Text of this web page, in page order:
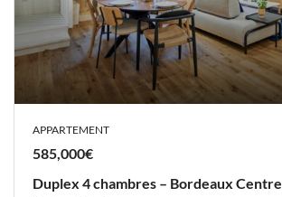
APPARTEMENT
585,000€
Duplex 4 chambres – Bordeaux Centre